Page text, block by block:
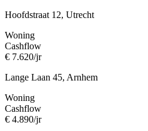
Hoofdstraat 12, Utrecht
Woning
Cashflow
€ 7.620/jr
Lange Laan 45, Arnhem
Woning
Cashflow
€ 4.890/jr